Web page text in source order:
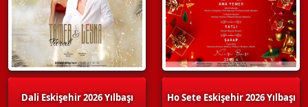
Dali Eskişehir 2026 Yılbaşı Ho Sete Eskişehir 2026 Yılbaşı